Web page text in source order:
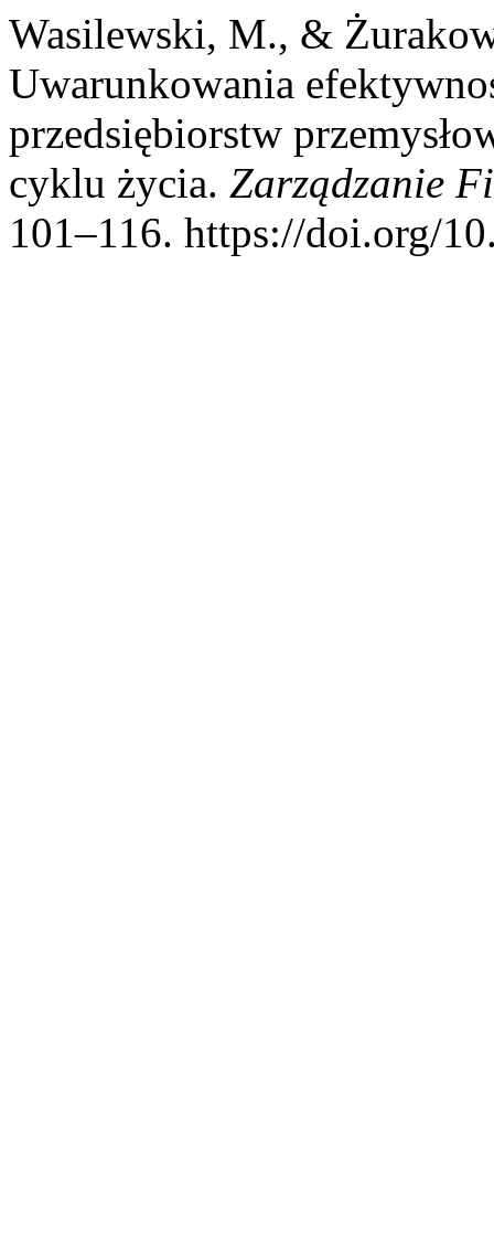
Wasilewski, M., &
Uwarunkowania
przedsiębiorstw
cyklu życia. Zarządzanie
101–116. https://doi.org/